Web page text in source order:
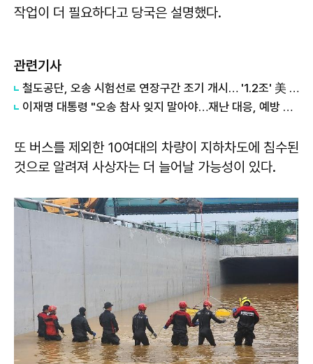
작업이 더 필요하다고 당국은 설명했다.
관련기사
철도공단, 오송 시험선로 연장구간 조기 개시… '1.2조' 美 LA 메트로 전동차 검증 속도
이재명 대통령 "오송 참사 잊지 말아야…재난 대응, 예방 중심으로 전환"
또 버스를 제외한 10여대의 차량이 지하차도에 침수된
것으로 알려져 사상자는 더 늘어날 가능성이 있다.